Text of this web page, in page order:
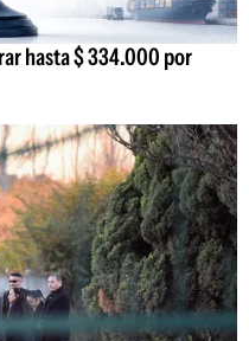
hasta $ 334.000 por